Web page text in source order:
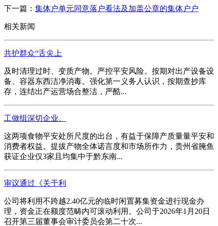
下一篇： 集体户单元同意落户看法及加盖公章的集体户户
相关新闻
共护群众“舌尖上
及时清理过时、变质产物。严控平安风险。按期对出产设备设
备、容器东西洁净消毒。强化第一义务人认识，按期查抄库
存，连结出产运营场合整洁，严酷...
工做组深切企业、
这两项食物平安处所尺度的出台，有益于保障产质量量平安和
消费者权益。提拔产物全体诺言度和市场所作力，贵州省腌鱼
获证企业仅3家且均集中于黔东南...
审议通过《关于利
公司将利用不跨越2.40亿元的临时闲置募集资金进行现金办
理，资金正在额度范畴内可滚动利用。公司于2026年1月20日
召开第三届董事会审计委员会第二十次...